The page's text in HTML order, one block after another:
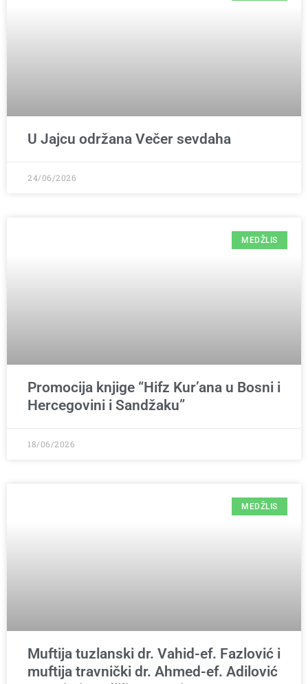
U Jajcu održana Večer sevdaha
24/06/2026
MEDŽLIS
Promocija knjige “Hifz Kur’ana u Bosni i
Hercegovini i Sandžaku”
18/06/2026
MEDŽLIS
Muftija tuzlanski dr. Vahid-ef. Fazlović i
muftija travnički dr. Ahmed-ef. Adilović